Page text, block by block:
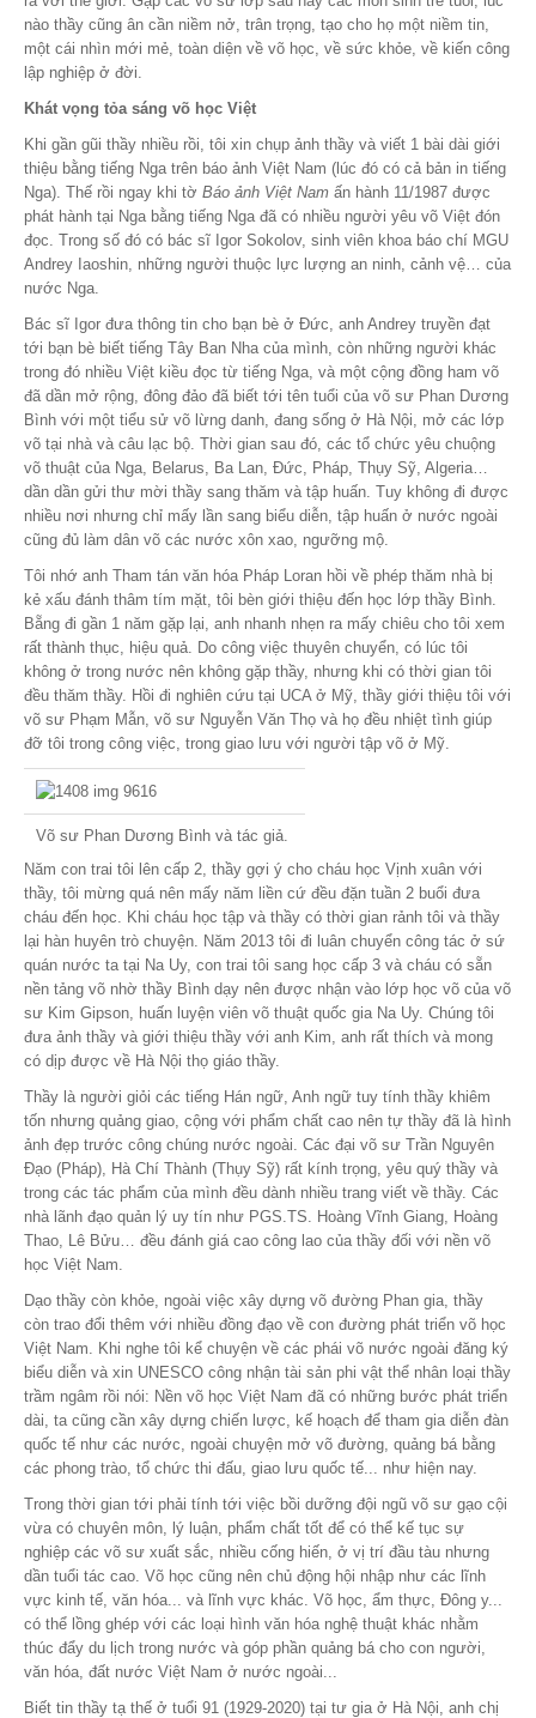
nào thầy cũng ân cần niềm nở, trân trọng, tạo cho họ một niềm tin,
một cái nhìn mới mẻ, toàn diện về võ học, về sức khỏe, về kiến công
lập nghiệp ở đời.
Khát vọng tỏa sáng võ học Việt
Khi gần gũi thầy nhiều rồi, tôi xin chụp ảnh thầy và viết 1 bài dài giới
thiệu bằng tiếng Nga trên báo ảnh Việt Nam (lúc đó có cả bản in tiếng
Nga). Thế rồi ngay khi tờ Báo ảnh Việt Nam ấn hành 11/1987 được
phát hành tại Nga bằng tiếng Nga đã có nhiều người yêu võ Việt đón
đọc. Trong số đó có bác sĩ Igor Sokolov, sinh viên khoa báo chí MGU
Andrey Iaoshin, những người thuộc lực lượng an ninh, cảnh vệ… của
nước Nga.
Bác sĩ Igor đưa thông tin cho bạn bè ở Đức, anh Andrey truyền đạt
tới bạn bè biết tiếng Tây Ban Nha của mình, còn những người khác
trong đó nhiều Việt kiều đọc từ tiếng Nga, và một cộng đồng ham võ
đã dần mở rộng, đông đảo đã biết tới tên tuổi của võ sư Phan Dương
Bình với một tiểu sử võ lừng danh, đang sống ở Hà Nội, mở các lớp
võ tại nhà và câu lạc bộ. Thời gian sau đó, các tổ chức yêu chuộng
võ thuật của Nga, Belarus, Ba Lan, Đức, Pháp, Thụy Sỹ, Algeria…
dần dần gửi thư mời thầy sang thăm và tập huấn. Tuy không đi được
nhiều nơi nhưng chỉ mấy lần sang biểu diễn, tập huấn ở nước ngoài
cũng đủ làm dân võ các nước xôn xao, ngưỡng mộ.
Tôi nhớ anh Tham tán văn hóa Pháp Loran hồi về phép thăm nhà bị
kẻ xấu đánh thâm tím mặt, tôi bèn giới thiệu đến học lớp thầy Bình.
Bẵng đi gần 1 năm gặp lại, anh nhanh nhẹn ra mấy chiêu cho tôi xem
rất thành thục, hiệu quả. Do công việc thuyên chuyển, có lúc tôi
không ở trong nước nên không gặp thầy, nhưng khi có thời gian tôi
đều thăm thầy. Hồi đi nghiên cứu tại UCA ở Mỹ, thầy giới thiệu tôi với
võ sư Phạm Mẫn, võ sư Nguyễn Văn Thọ và họ đều nhiệt tình giúp
đỡ tôi trong công việc, trong giao lưu với người tập võ ở Mỹ.
Võ sư Phan Dương Bình và tác giả.
Năm con trai tôi lên cấp 2, thầy gợi ý cho cháu học Vịnh xuân với
thầy, tôi mừng quá nên mấy năm liền cứ đều đặn tuần 2 buổi đưa
cháu đến học. Khi cháu học tập và thầy có thời gian rảnh tôi và thầy
lại hàn huyên trò chuyện. Năm 2013 tôi đi luân chuyển công tác ở sứ
quán nước ta tại Na Uy, con trai tôi sang học cấp 3 và cháu có sẵn
nền tảng võ nhờ thầy Bình dạy nên được nhận vào lớp học võ của võ
sư Kim Gipson, huấn luyện viên võ thuật quốc gia Na Uy. Chúng tôi
đưa ảnh thầy và giới thiệu thầy với anh Kim, anh rất thích và mong
có dịp được về Hà Nội thọ giáo thầy.
Thầy là người giỏi các tiếng Hán ngữ, Anh ngữ tuy tính thầy khiêm
tốn nhưng quảng giao, cộng với phẩm chất cao nên tự thầy đã là hình
ảnh đẹp trước công chúng nước ngoài. Các đại võ sư Trần Nguyên
Đạo (Pháp), Hà Chí Thành (Thụy Sỹ) rất kính trọng, yêu quý thầy và
trong các tác phẩm của mình đều dành nhiều trang viết về thầy. Các
nhà lãnh đạo quản lý uy tín như PGS.TS. Hoàng Vĩnh Giang, Hoàng
Thao, Lê Bửu… đều đánh giá cao công lao của thầy đối với nền võ
học Việt Nam.
Dạo thầy còn khỏe, ngoài việc xây dựng võ đường Phan gia, thầy
còn trao đổi thêm với nhiều đồng đạo về con đường phát triển võ học
Việt Nam. Khi nghe tôi kể chuyện về các phái võ nước ngoài đăng ký
biểu diễn và xin UNESCO công nhận tài sản phi vật thể nhân loại thầy
trầm ngâm rồi nói: Nền võ học Việt Nam đã có những bước phát triển
dài, ta cũng cần xây dựng chiến lược, kế hoạch để tham gia diễn đàn
quốc tế như các nước, ngoài chuyện mở võ đường, quảng bá bằng
các phong trào, tổ chức thi đấu, giao lưu quốc tế... như hiện nay.
Trong thời gian tới phải tính tới việc bồi dưỡng đội ngũ võ sư gạo cội
vừa có chuyên môn, lý luận, phẩm chất tốt để có thể kế tục sự
nghiệp các võ sư xuất sắc, nhiều cống hiến, ở vị trí đầu tàu nhưng
dần tuổi tác cao. Võ học cũng nên chủ động hội nhập như các lĩnh
vực kinh tế, văn hóa... và lĩnh vực khác. Võ học, ẩm thực, Đông y...
có thể lồng ghép với các loại hình văn hóa nghệ thuật khác nhằm
thúc đẩy du lịch trong nước và góp phần quảng bá cho con người,
văn hóa, đất nước Việt Nam ở nước ngoài...
Biết tin thầy tạ thế ở tuổi 91 (1929-2020) tại tư gia ở Hà Nội, anh chị